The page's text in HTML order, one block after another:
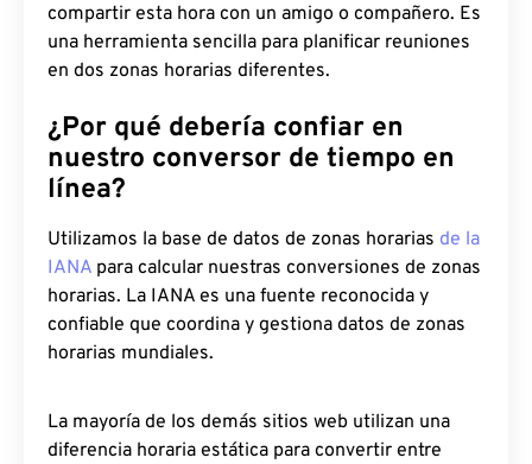
compartir esta hora con un amigo o compañero. Es
una herramienta sencilla para planificar reuniones
en dos zonas horarias diferentes.
¿Por qué debería confiar en
nuestro conversor de tiempo en
línea?
Utilizamos la base de datos de zonas horarias de la
IANA para calcular nuestras conversiones de zonas
horarias. La IANA es una fuente reconocida y
confiable que coordina y gestiona datos de zonas
horarias mundiales.
La mayoría de los demás sitios web utilizan una
diferencia horaria estática para convertir entre